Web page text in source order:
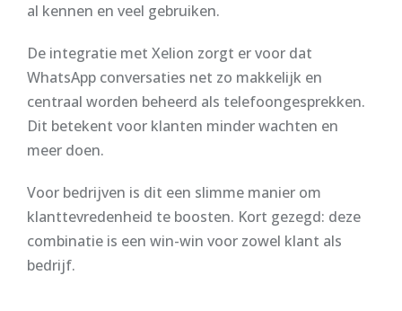
al kennen en veel gebruiken.
De integratie met Xelion zorgt er voor dat
WhatsApp conversaties net zo makkelijk en
centraal worden beheerd als telefoongesprekken.
Dit betekent voor klanten minder wachten en
meer doen.
Voor bedrijven is dit een slimme manier om
klanttevredenheid te boosten. Kort gezegd: deze
combinatie is een win-win voor zowel klant als
bedrijf.